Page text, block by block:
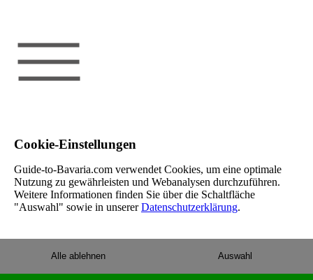
Cookie-Einstellungen
Guide-to-Bavaria.com verwendet Cookies, um eine optimale
Nutzung zu gewährleisten und Webanalysen durchzuführen.
Weitere Informationen finden Sie über die Schaltfläche
"Auswahl" sowie in unsererDatenschutzerklärung.
Auswahl
Alle ablehnen